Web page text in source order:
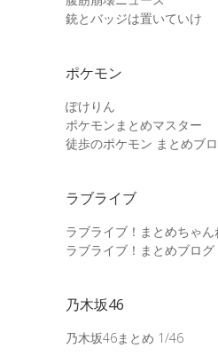
銃とバッジは置いていけ
ポケモン
ぽけりん
ポケモンまとめマスター
徒歩のポケモン まとめブ
ラブライブ
ラブライブ！まとめちゃん
ラブライブ！まとめブロ
乃木坂46
乃木坂46まとめ 1/46